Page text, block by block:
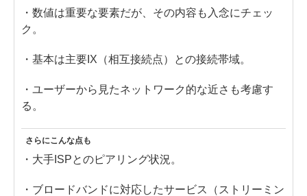
・数値は重要な要素だが、その内容も入念にチェッ
ク。
・基本は主要IX（相互接続点）との接続帯域。
・ユーザーから見たネットワーク的な近さも考慮す
る。
さらにこんな点も
・大手ISPとのピアリング状況。
・ブロードバンドに対応したサービス（ストリーミン